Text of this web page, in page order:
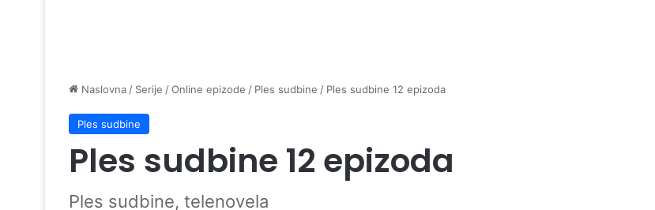
Naslovna / Serije /Online epizode / Ples sudbine / Ples sudbine 12 epizoda
Ples sudbine
Ples sudbine 12 epizoda
Ples sudbine, telenovela